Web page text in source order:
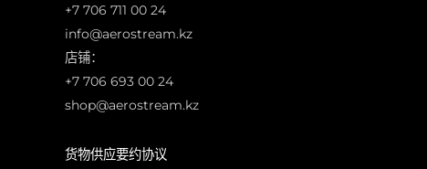
+7 706 711 00 24
info@aerostream.kz
店铺：
+7 706 693 00 24
shop@aerostream.kz
货物供应要约协议